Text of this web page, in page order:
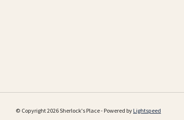
© Copyright 2026 Sherlock's Place - Powered byLightspeed